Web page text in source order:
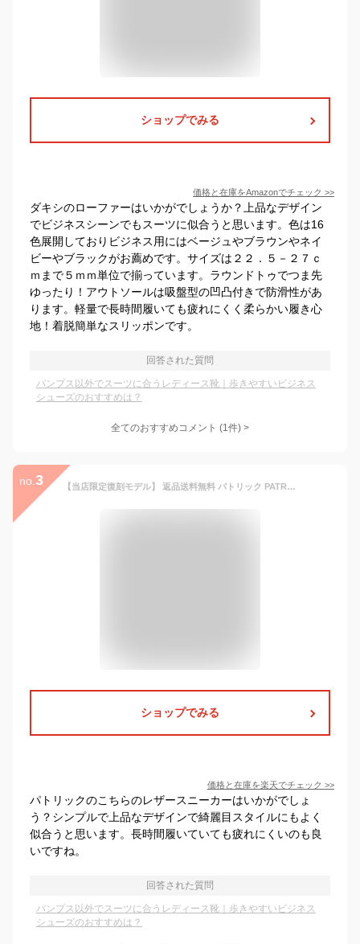
ショップでみる
価格と在庫をAmazonでチェック >>
ダキシのローファーはいかがでしょうか？上品なデザイン
でビジネスシーンでもスーツに似合うと思います。色は16
色展開しておりビジネス用にはベージュやブラウンやネイ
ビーやブラックがお薦めです。サイズは２２．５－２７ｃ
ｍまで５ｍｍ単位で揃っています。ラウンドトゥでつま先
ゆったり！アウトソールは吸盤型の凹凸付きで防滑性があ
ります。軽量で長時間履いても疲れにくく柔らかい履き心
地！着脱簡単なスリッポンです。
回答された質問
パンプス以外でスーツに合うレディース靴｜歩きやすいビジネス
シューズのおすすめは？
全てのおすすめコメント (1件) >
no. 3 【当店限定復刻モデル】 返品送料無料 パトリック PATRICK スニーカー シュリー SULLY [26261] メンズ・レディース 日本製 BB ブラック 正規取扱店
ショップでみる
価格と在庫を楽天でチェック >>
パトリックのこちらのレザースニーカーはいかがでしょ
う？シンプルで上品なデザインで綺麗目スタイルにもよく
似合うと思います。長時間履いていても疲れにくいのも良
いですね。
回答された質問
パンプス以外でスーツに合うレディース靴｜歩きやすいビジネス
シューズのおすすめは？